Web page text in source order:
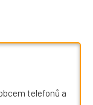
telefonů a